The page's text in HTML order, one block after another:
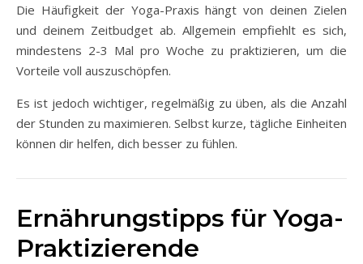
Die Häufigkeit der Yoga-Praxis hängt von deinen Zielen
und deinem Zeitbudget ab. Allgemein empfiehlt es sich,
mindestens 2-3 Mal pro Woche zu praktizieren, um die
Vorteile voll auszuschöpfen.
Es ist jedoch wichtiger, regelmäßig zu üben, als die Anzahl
der Stunden zu maximieren. Selbst kurze, tägliche Einheiten
können dir helfen, dich besser zu fühlen.
Ernährungstipps für Yoga-
Praktizierende